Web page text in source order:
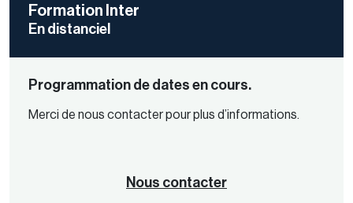
Formation Inter
En distanciel
Programmation de dates en cours.
Merci de nous contacter pour plus d’informations.
Nous contacter